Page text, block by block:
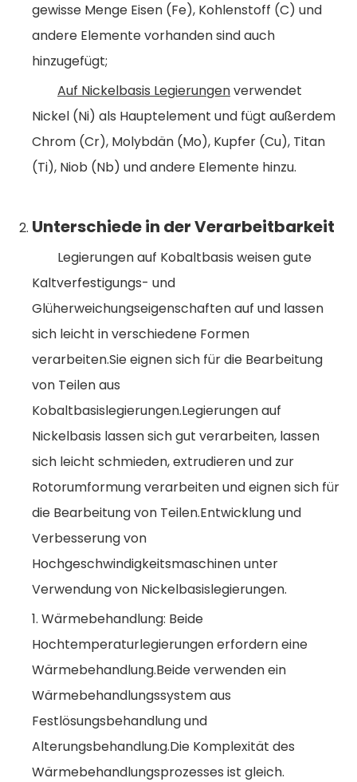
gewisse Menge Eisen (Fe), Kohlenstoff (C) und
andere Elemente vorhanden sind auch
hinzugefügt;
Auf Nickelbasis Legierungenverwendet
Nickel (Ni) als Hauptelement und fügt außerdem
Chrom (Cr), Molybdän (Mo), Kupfer (Cu), Titan
(Ti), Niob (Nb) und andere Elemente hinzu.
Unterschiede in der Verarbeitbarkeit
Legierungen auf Kobaltbasis weisen gute
Kaltverfestigungs- und
Glüherweichungseigenschaften auf und lassen
sich leicht in verschiedene Formen
verarbeiten.Sie eignen sich für die Bearbeitung
von Teilen aus
Kobaltbasislegierungen.Legierungen auf
Nickelbasis lassen sich gut verarbeiten, lassen
sich leicht schmieden, extrudieren und zur
Rotorumformung verarbeiten und eignen sich für
die Bearbeitung von Teilen.Entwicklung und
Verbesserung von
Hochgeschwindigkeitsmaschinen unter
Verwendung von Nickelbasislegierungen.
1. Wärmebehandlung: Beide
Hochtemperaturlegierungen erfordern eine
Wärmebehandlung.Beide verwenden ein
Wärmebehandlungssystem aus
Festlösungsbehandlung und
Alterungsbehandlung.Die Komplexität des
Wärmebehandlungsprozesses ist gleich.